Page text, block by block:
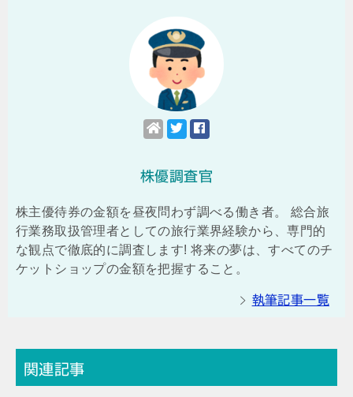
株優調査官
株主優待券の金額を昼夜問わず調べる働き者。 総合旅
行業務取扱管理者としての旅行業界経験から、専門的
な観点で徹底的に調査します! 将来の夢は、すべてのチ
ケットショップの金額を把握すること。
執筆記事一覧
関連記事